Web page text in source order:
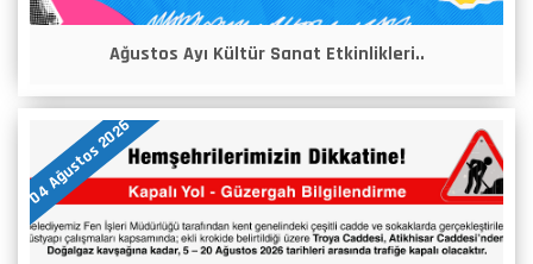
Ağustos Ayı Kültür Sanat Etkinlikleri..
04 Ağustos 2026